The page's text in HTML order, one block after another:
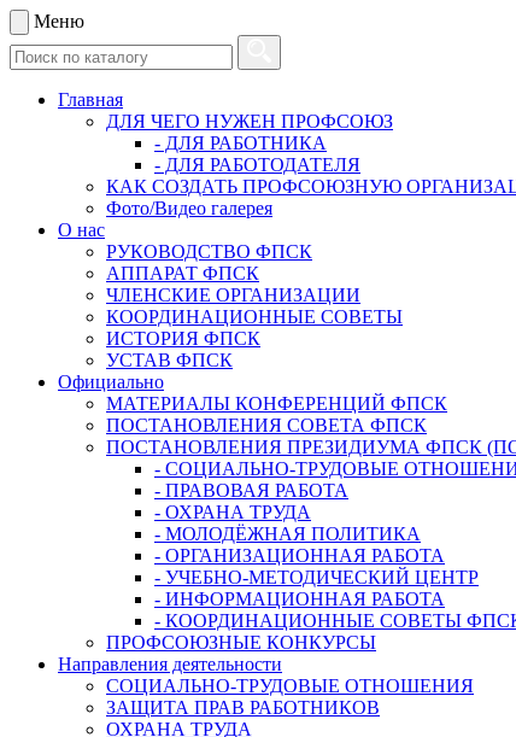
Меню
Главная
ДЛЯ ЧЕГО НУЖЕН ПРОФСОЮЗ
- ДЛЯ РАБОТНИКА
- ДЛЯ РАБОТОДАТЕЛЯ
КАК СОЗДАТЬ ПРОФСОЮЗНУЮ
Фото/Видео галерея
О нас
РУКОВОДСТВО ФПСК
АППАРАТ ФПСК
ЧЛЕНСКИЕ ОРГАНИЗАЦИИ
КООРДИНАЦИОННЫЕ СОВЕТЫ
ИСТОРИЯ ФПСК
УСТАВ ФПСК
Официально
МАТЕРИАЛЫ КОНФЕРЕНЦИЙ ФПСК
ПОСТАНОВЛЕНИЯ СОВЕТА ФПСК
ПОСТАНОВЛЕНИЯ ПРЕЗИДИУМА ФПСК
- СОЦИАЛЬНО-ТРУДОВЫЕ
- ПРАВОВАЯ РАБОТА
- ОХРАНА ТРУДА
- МОЛОДЁЖНАЯ ПОЛИТИКА
- ОРГАНИЗАЦИОННАЯ РАБОТА
- УЧЕБНО-МЕТОДИЧЕСКИЙ ЦЕНТР
- ИНФОРМАЦИОННАЯ РАБОТА
- КООРДИНАЦИОННЫЕ СОВЕТЫ
ПРОФСОЮЗНЫЕ КОНКУРСЫ
Направления деятельности
СОЦИАЛЬНО-ТРУДОВЫЕ ОТНОШЕНИЯ
ЗАЩИТА ПРАВ РАБОТНИКОВ
ОХРАНА ТРУДА